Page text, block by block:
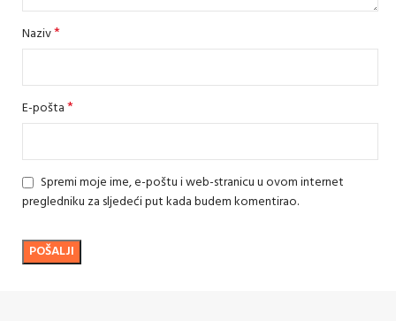
Naziv*
E-pošta*
Spremi moje ime, e-poštu i web-stranicu u ovom internet
pregledniku za sljedeći put kada budem komentirao.